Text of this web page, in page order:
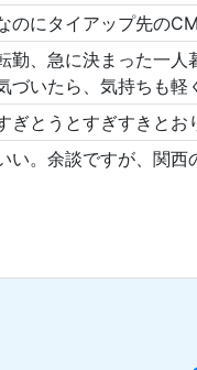
のにタイアップ先の
勤、急に決まった一
づいたら、気持ちも
ぎとうとすぎすきと
。余談ですが、関